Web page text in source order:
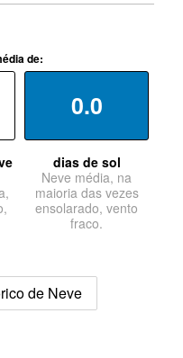
de:
0.0
dias de sol
Neve média, na
maioria das vezes
ensolarado, vento
fraco.
de Neve